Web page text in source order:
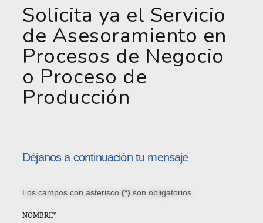
Solicita ya el Servicio
de Asesoramiento en
Procesos de Negocio
o Proceso de
Producción
Déjanos a continuación tu mensaje
Los campos con asterisco (*) son obligatorios.
NOMBRE*